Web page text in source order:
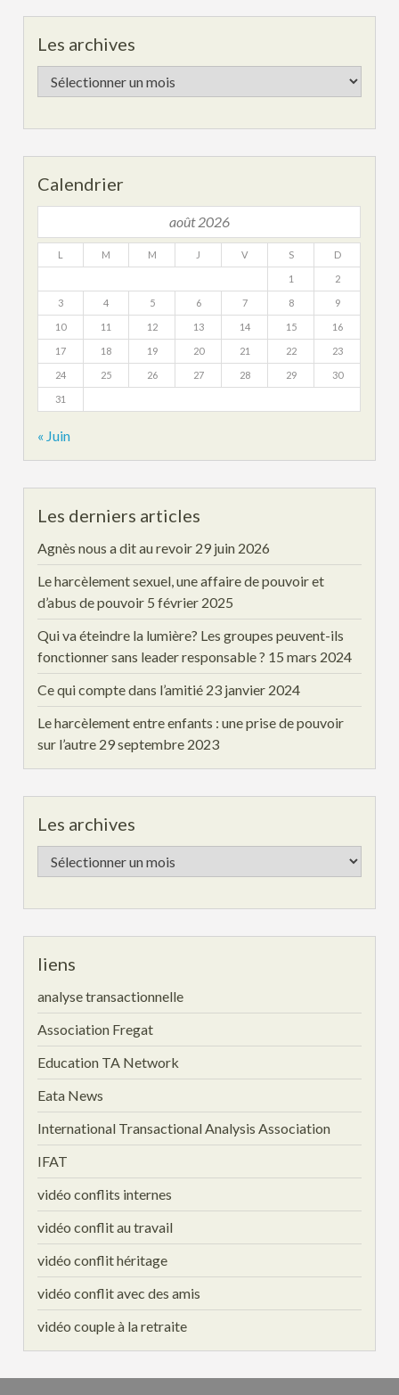
Les archives
Les
archives
Calendrier
août 2026
L M M J V S D
1 2
3 4 5 6 7 8 9
10 11 12 13 14 15 16
17 18 19 20 21 22 23
24 25 26 27 28 29 30
31
« Juin
Les derniers articles
Agnès nous a dit au revoir 29 juin 2026
Le harcèlement sexuel, une affaire de pouvoir et
d’abus de pouvoir 5 février 2025
Qui va éteindre la lumière? Les groupes peuvent-ils
fonctionner sans leader responsable ? 15 mars 2024
Ce qui compte dans l’amitié 23 janvier 2024
Le harcèlement entre enfants : une prise de pouvoir
sur l’autre 29 septembre 2023
Les archives
Les
archives
liens
analyse transactionnelle
Association Fregat
Education TA Network
Eata News
International Transactional Analysis Association
IFAT
vidéo conflits internes
vidéo conflit au travail
vidéo conflit héritage
vidéo conflit avec des amis
vidéo couple à la retraite